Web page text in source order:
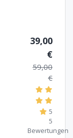
39,00
€
59,00
€
5
5
Bewertungen